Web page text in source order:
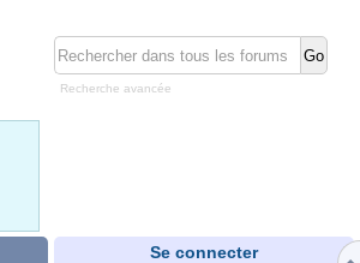
Recherche avancée
Se connecter